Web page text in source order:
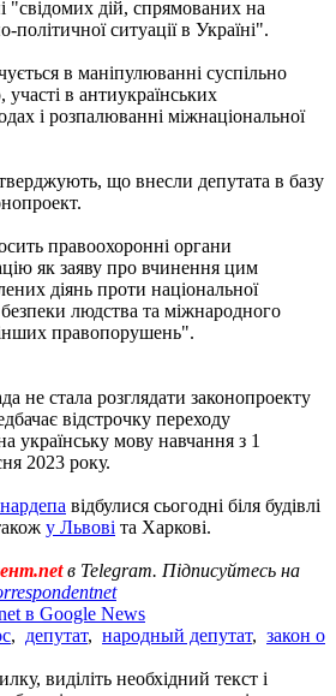
"свідомих дій, спрямованих на
політичної ситуації в Україні".
в маніпулюванні суспільно
в антиукраїнських
і розпалюванні міжнаціональної
що внесли депутата в базу
правоохоронні органи
як заяву про вчинення цим
діянь проти національної
людства та міжнародного
правопорушень".
не стала розглядати законопроекту
відстрочку переходу
українську мову навчання з 1
2023 року.
відбулися сьогодні біля будівлі
у Львові та Харкові.
в Telegram. Підписуйтесь на
в Google News
, депутат, народный депутат, закон о
виділіть необхідний текст і